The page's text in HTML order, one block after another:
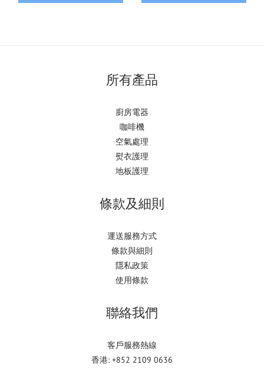
所有產品
廚房電器
咖啡機
空氣處理
熨衣護理
地板護理
條款及細則
運送服務方式
條款與細則
隱私政策
使用條款
聯絡我們
客戶服務熱線
香港: +852 2109 0636